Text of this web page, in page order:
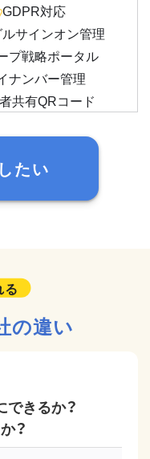
GDPR対応
サインオン管理
プ戦略ポータル
ナンバー管理
共有QRコード
たい
る
の違い
きるか？
？